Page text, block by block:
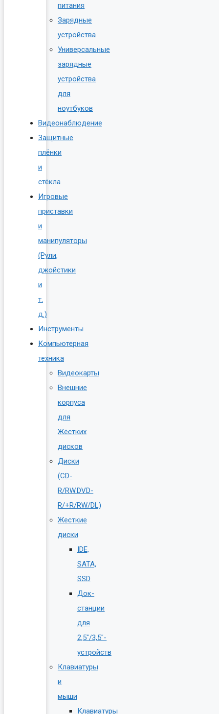
питания
Зарядные
устройства
Универсальные
зарядные
устройства
для
ноутбуков
Видеонаблюдение
Защитные
плёнки
и
стёкла
Игровые
приставки
и
манипуляторы
(Рули,
джойстики
и
т.
д.)
Инструменты
Компьютерная
техника
Видеокарты
Внешние
корпуса
для
Жёстких
дисков
Диски
(CD-
R/RW.DVD-
R/+R/RW/DL)
Жесткие
диски
IDE,
SATA,
SSD
Док-
станции
для
2,5″/3,5″-
устройств
Клавиатуры
и
мыши
Клавиатуры